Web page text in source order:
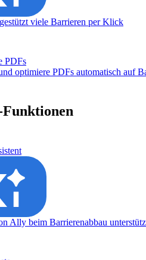
viele Barrieren per Klick
PDFs
optimiere PDFs automatisch auf
Funktionen
Ally beim Barrierenabbau